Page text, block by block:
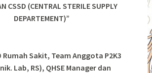
CSSD (CENTRAL STERILE SUPPLY
DEPARTEMENT)”
Rumah Sakit, Team Anggota P2K3
Lab, RS), QHSE Manager dan